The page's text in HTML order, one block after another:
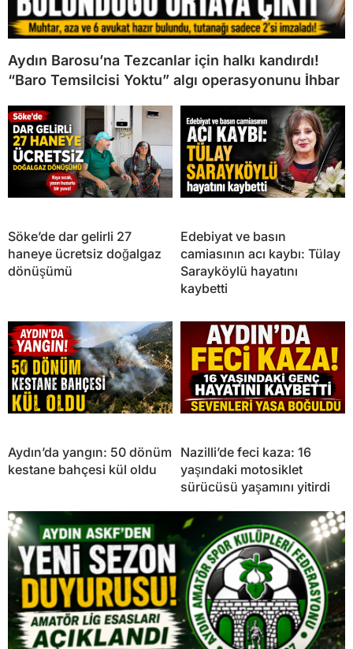
Aydın Barosu’na Tezcanlar için halkı kandırdı!
“Baro Temsilcisi Yoktu” algı operasyonunu İhbar
Söke’de dar gelirli 27
haneye ücretsiz doğalgaz
dönüşümü
Edebiyat ve basın
camiasının acı kaybı: Tülay
Sarayköylü hayatını
kaybetti
Aydın’da yangın: 50 dönüm
kestane bahçesi kül oldu
Nazilli’de feci kaza: 16
yaşındaki motosiklet
sürücüsü yaşamını yitirdi